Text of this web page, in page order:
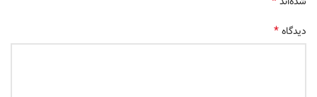
دیدگاه*